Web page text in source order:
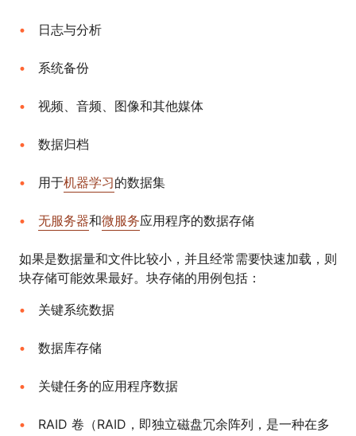
日志与分析
系统备份
视频、音频、图像和其他媒体
数据归档
用于机器学习的数据集
无服务器和微服务应用程序的数据存储
如果是数据量和文件比较小，并且经常需要快速加载，则
块存储可能效果最好。块存储的用例包括：
关键系统数据
数据库存储
关键任务的应用程序数据
RAID 卷（RAID，即独立磁盘冗余阵列，是一种在多